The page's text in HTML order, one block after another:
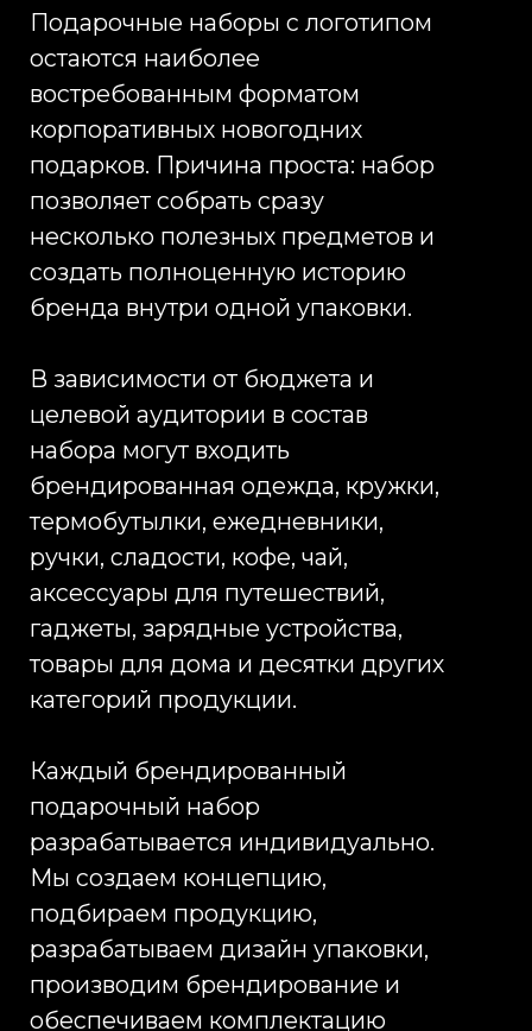
позволяют реализовывать
проекты любого масштаба — от
небольших тиражей до
федеральных поставок на десятки
Ключевое преимущество
комплексного подхода
заключается в контроле качества
корпоративный подарок
проходит проверку на
соответствие техническому
заданию, бренд-стандартам
упаковке и комплектации. Это
крупными брендами, где
корпоративные подарки являются
частью публичного имиджа.
Индивидуальная разработка
новогодних подарков
Стандартные решения
постепенно теряют
коммуникациях. Поэтому все
больше компаний выбирают
новогодних подарочных наборов.